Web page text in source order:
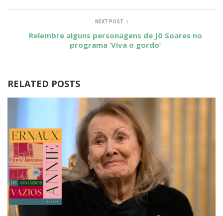
NEXT POST
Relembre alguns personagens de Jô Soares no
programa ‘Viva o gordo’
RELATED POSTS